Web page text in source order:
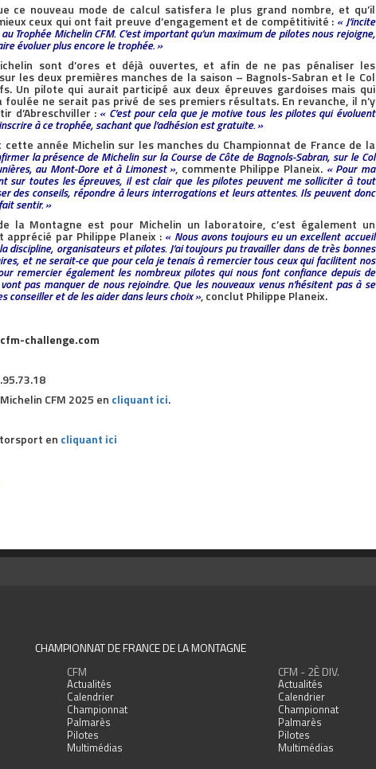
ce nouveau mode de calcul satisfera le plus grand nombre, et qu’il
ceux qui ont fait preuve d’engagement et de compétitivité : « J’incite
Trophée Michelin CFM. C’est important qu’un maximum de pilotes nous rejoigne,
évoluer plus encore le trophée. »
sont d’ores et déjà ouvertes, et afin de ne pas pénaliser les
les deux premières manches de la saison – Bagnols-Sabran et le Col
Un pilote qui aurait participé aux deux épreuves gardoises mais qui
ne serait pas privé de ses premiers résultats. En revanche, il n’y
d’Abreschviller : « C’est pour cela que je motive tous les pilotes qui évoluent
à ce trophée, sachant que l’adhésion est gratuite. »
année Michelin sur les manches du Championnat de France de la
la présence de Michelin sur la Course de Côte de Bagnols-Sabran, sur le Col
au Mont-Dore et à Limonest », commente Philippe Planeix. « Pour ma
sur toutes les épreuves, il est clair que les pilotes peuvent me solliciter à tout
des conseils, répondre à leurs interrogations et leurs attentes. Ils peuvent donc
sentir. »
la Montagne est pour Michelin un laboratoire, c’est également un
par Philippe Planeix : « Nous avons toujours eu un excellent accueil
discipline, organisateurs et pilotes. J’ai toujours pu travailler dans de très bonnes
et ne serait-ce que pour cela je tenais à remercier tous ceux qui facilitent nos
remercier également les nombreux pilotes qui nous font confiance depuis de
pas manquer de nous rejoindre. Que les nouveaux venus n’hésitent pas à se
conseiller et de les aider dans leurs choix », conclut Philippe Planeix.
challenge.com
CFM 2025 en cliquant ici.
en cliquant ici
CHAMPIONNAT DE FRANCE DE LA MONTAGNE
CFM
Actualités
Calendrier
Championnat
Palmarès
Pilotes
Multimédias
CFM - 2È DIV.
Actualités
Calendrier
Championnat
Palmarès
Pilotes
Multimédias